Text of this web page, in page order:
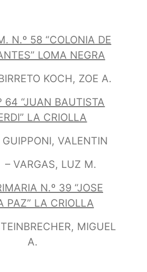
N.º 58 “COLONIA DE
LOMA NEGRA
KOCH, ZOE A.
64 “JUAN BAUTISTA
LA CRIOLLA
VALENTIN
LUZ M.
N.º 39 “JOSE
PAZ” LA CRIOLLA
MIGUEL
A.